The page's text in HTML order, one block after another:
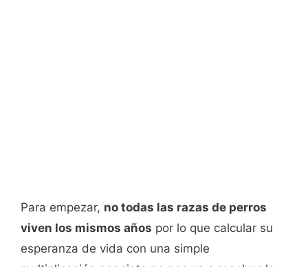
Para empezar, no todas las razas de perros
viven los mismos años por lo que calcular su
esperanza de vida con una simple